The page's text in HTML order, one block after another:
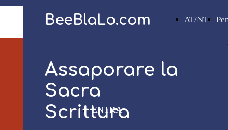
AT/NT
BeeBlaLo.com
Assaporare la
Sacra
Scrittura
ENTRA